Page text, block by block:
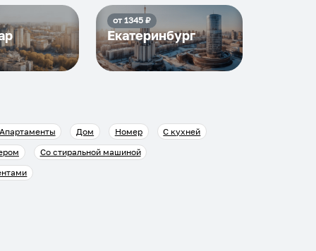
от 1345₽
Екатеринбург
Дом Номер
С кухней
Со стиральной машиной